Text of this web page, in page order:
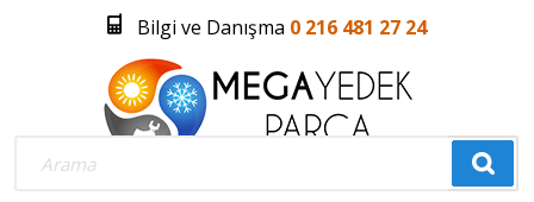
Bilgi ve Danışma 0 216 481 27 24